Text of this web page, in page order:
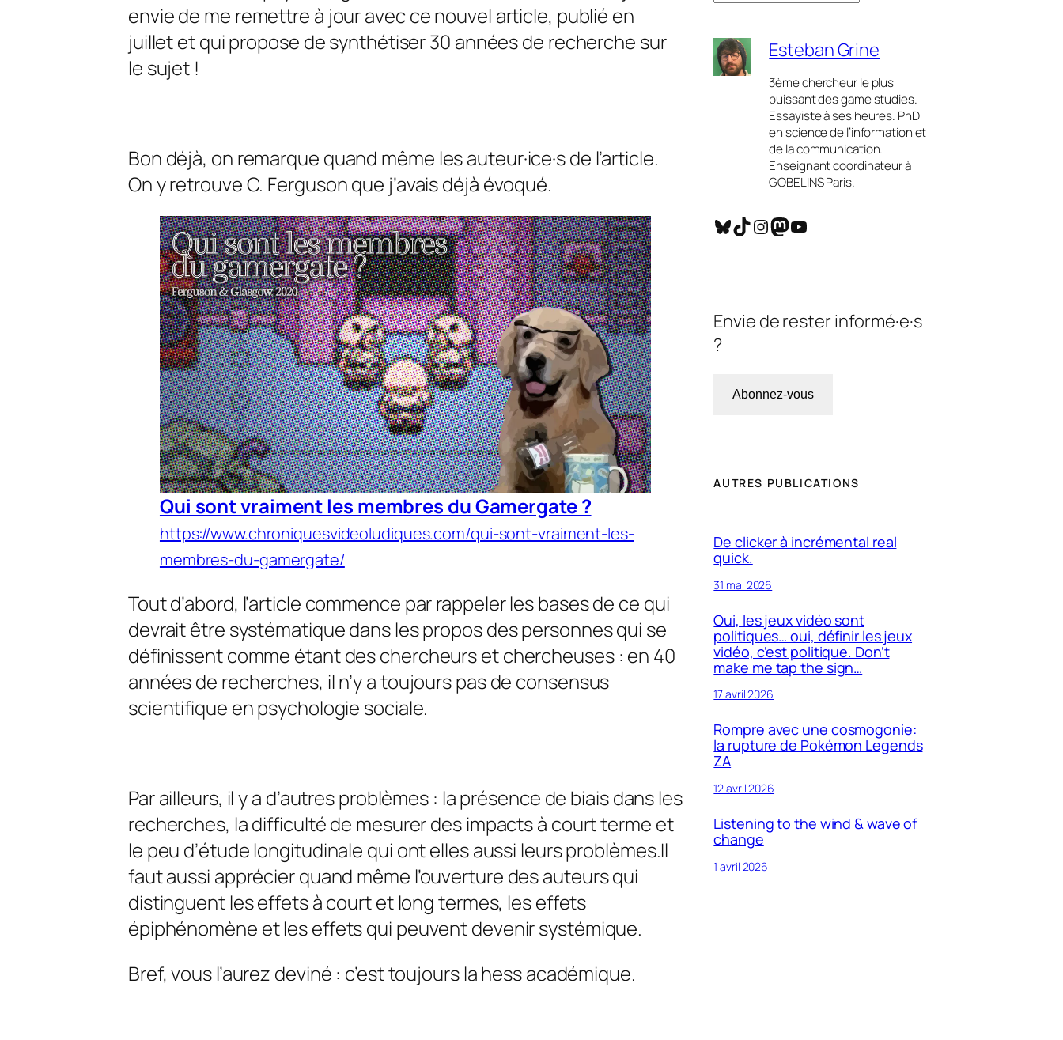
envie de me remettre à jour avec ce nouvel article, publié en
juillet et qui propose de synthétiser 30 années de recherche sur
le sujet !
Bon déjà, on remarque quand même les auteur·ice·s de l’article.
On y retrouve C. Ferguson que j’avais déjà évoqué.
Qui sont vraiment les membres du Gamergate ?
https://www.chroniquesvideoludiques.com/qui-sont-vraiment-les-
membres-du-gamergate/
Tout d’abord, l’article commence par rappeler les bases de ce qui
devrait être systématique dans les propos des personnes qui se
définissent comme étant des chercheurs et chercheuses : en 40
années de recherches, il n’y a toujours pas de consensus
scientifique en psychologie sociale.
Par ailleurs, il y a d’autres problèmes : la présence de biais dans les
recherches, la difficulté de mesurer des impacts à court terme et
le peu d’étude longitudinale qui ont elles aussi leurs problèmes.Il
faut aussi apprécier quand même l’ouverture des auteurs qui
distinguent les effets à court et long termes, les effets
épiphénomène et les effets qui peuvent devenir systémique.
Bref, vous l’aurez deviné : c’est toujours la hess académique.
Esteban Grine
3ème chercheur le plus
puissant des game studies.
Essayiste à ses heures. PhD
en science de l’information et
de la communication.
Enseignant coordinateur à
GOBELINS Paris.
Bluesky TikTok InstagramMastodon YouTube
Envie de rester informé·e·s
?
Abonnez-vous
AUTRES PUBLICATIONS
De clicker à incrémental real
quick.
31 mai 2026
Oui, les jeux vidéo sont
politiques… oui, définir les jeux
vidéo, c’est politique. Don’t
make me tap the sign…
17 avril 2026
Rompre avec une cosmogonie:
la rupture de Pokémon Legends
ZA
12 avril 2026
Listening to the wind & wave of
change
1 avril 2026